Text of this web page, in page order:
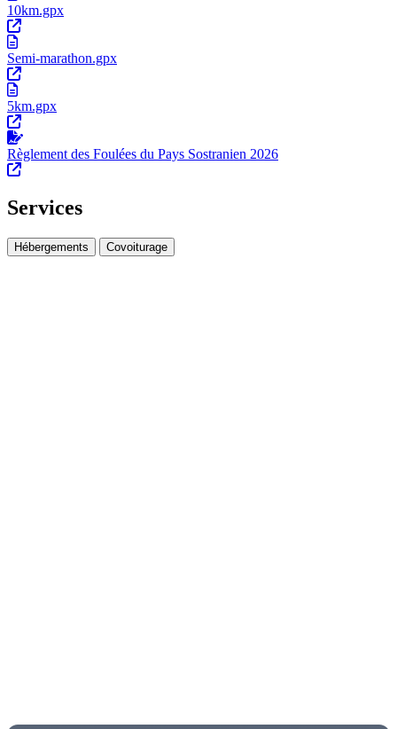
10km.gpx
Semi-marathon.gpx
5km.gpx
Règlement des Foulées du Pays Sostranien 2026
Services
Hébergements Covoiturage